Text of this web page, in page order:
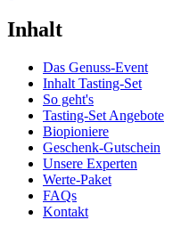
Inhalt
Das Genuss-Event
Inhalt Tasting-Set
So geht's
Tasting-Set Angebote
Biopioniere
Geschenk-Gutschein
Unsere Experten
Werte-Paket
FAQs
Kontakt